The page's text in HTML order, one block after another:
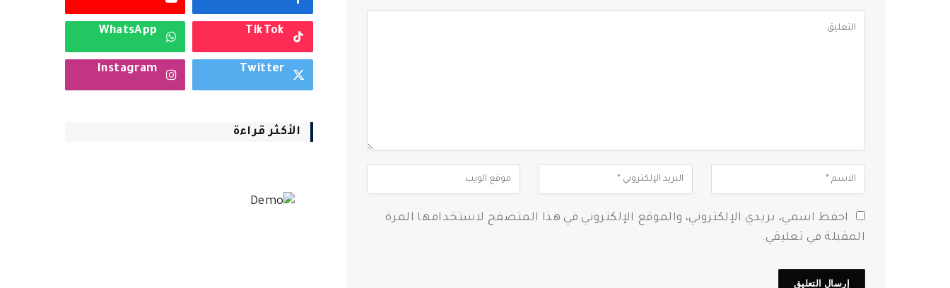
احفظ اسمي، بريدي الإلكتروني، والموقع الإلكتروني في هذا المتصفح لاستخدامها المرة
المقبلة في تعليقي.
TikTok
WhatsApp
Twitter
Instagram
الأكثر قراءة